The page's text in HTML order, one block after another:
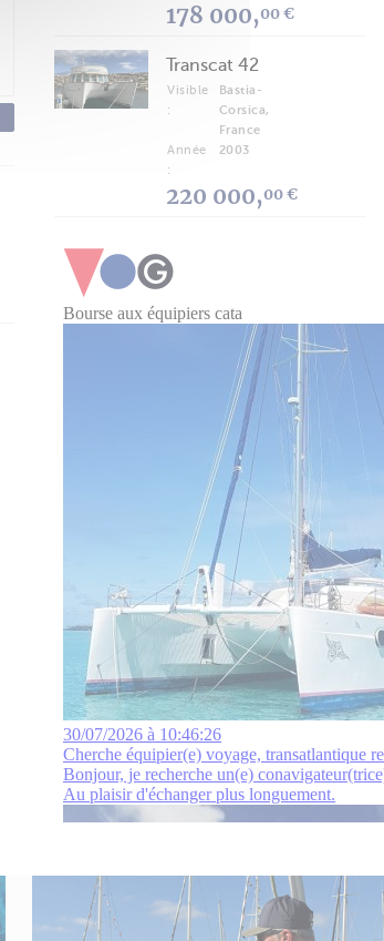
178 000,00 €
Transcat 42
Visible
:
Bastia-
Corsica,
France
Année
:
2003
220 000,00 €